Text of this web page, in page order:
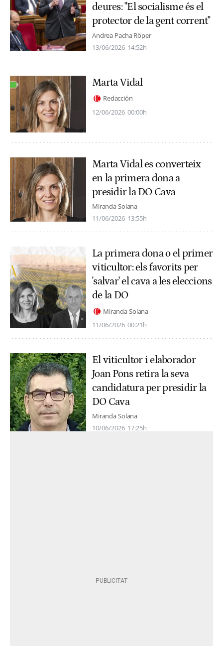
deures: "El socialisme és el
protector de la gent corrent"
Andrea Pacha Röper
13/06/2026 14:52h
Marta Vidal
Redacción
12/06/2026 00:00h
Marta Vidal es converteix
en la primera dona a
presidir la DO Cava
Miranda Solana
11/06/2026 13:55h
La primera dona o el primer
viticultor: els favorits per
'salvar' el cava a les eleccions
de la DO
Miranda Solana
11/06/2026 00:21h
El viticultor i elaborador
Joan Pons retira la seva
candidatura per presidir la
DO Cava
Miranda Solana
10/06/2026 17:25h